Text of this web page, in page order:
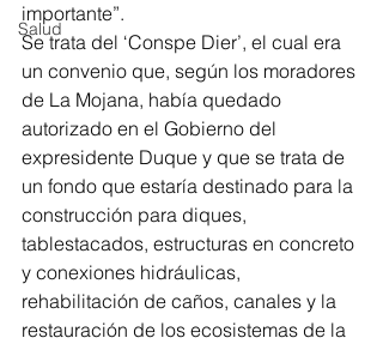
Salud
importante”.
Se trata del ‘Conspe Dier’, el cual era
un convenio que, según los moradores
de La Mojana, había quedado
autorizado en el Gobierno del
expresidente Duque y que se trata de
un fondo que estaría destinado para la
construcción para diques,
tablestacados, estructuras en concreto
y conexiones hidráulicas,
rehabilitación de caños, canales y la
restauración de los ecosistemas de la